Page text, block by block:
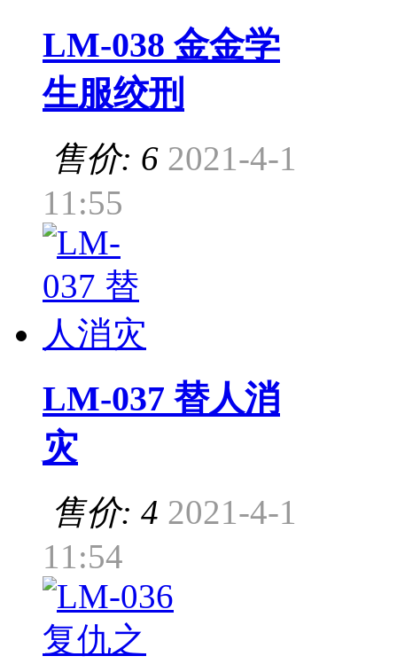
LM-038 金金学
生服绞刑
售价: 6 2021-4-1
11:55
LM-037 替人消
灾
售价: 4 2021-4-1
11:54